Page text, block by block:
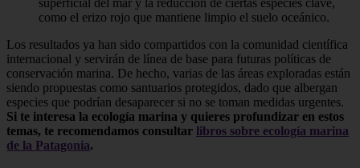
superficial del mar y la reducción de ciertas especies clave,
como el erizo rojo que mantiene limpio el suelo oceánico.
Los resultados ya han sido compartidos con la comunidad científica
internacional y servirán de línea de base para futuras políticas de
conservación marina. De hecho, varias de las áreas exploradas están
siendo propuestas como santuarios protegidos, dado que albergan
especies que podrían desaparecer si no se toman medidas urgentes.
Si te interesa la ecología marina y quieres profundizar en estos
temas, te recomendamos consultar libros sobre ecología marina
de la Patagonia.